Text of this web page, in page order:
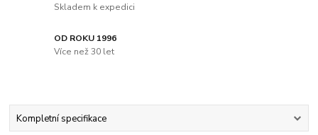
Skladem k expedici
OD ROKU 1996
Více než 30 let
Kompletní specifikace